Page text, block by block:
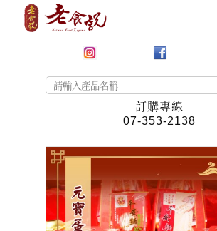
訂購專線
07-353-2138